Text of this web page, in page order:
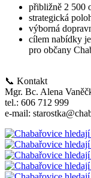
přibližně 2 500
strategická
výborná
cílem nabídky
pro občany
📞 Kontakt
Mgr. Bc. Alena
tel.: 606 712 999
e-mail: